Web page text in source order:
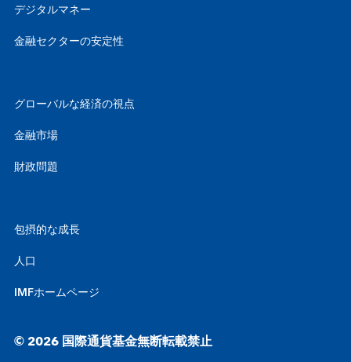
デジタルマネー
金融セクターの安定性
グローバルな経済の視点
金融市場
財政問題
包摂的な成長
人口
IMFホームページ
© 2026 国際通貨基金無断転載禁止